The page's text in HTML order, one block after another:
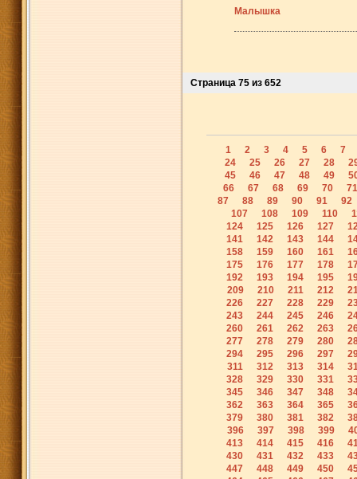
Малышка
Страница 75 из 652
1 2 3 4 5 6
7
24
25 26 27 28
45
46 47 48 49
66
67 68 69 70
71
87
88 89 90 91
92
107
108 109 110
124
125 126 127
141
142 143 144
158
159 160 161
175
176 177 178
192
193 194 195
209
210 211 212
226
227 228 229
243
244 245 246
260
261 262 263
277
278 279 280
294
295 296 297
311
312 313 314
328
329 330 331
345
346 347 348
362
363 364 365
379
380 381 382
396
397 398 399
413
414 415 416
430
431 432 433
447
448 449 450